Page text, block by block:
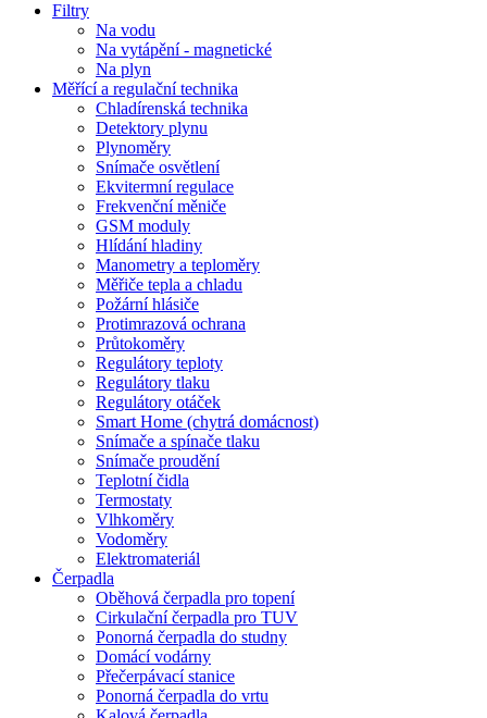
Filtry
Na vodu
Na vytápění - magnetické
Na plyn
Měřící a regulační technika
Chladírenská technika
Detektory plynu
Plynoměry
Snímače osvětlení
Ekvitermní regulace
Frekvenční měniče
GSM moduly
Hlídání hladiny
Manometry a teploměry
Měřiče tepla a chladu
Požární hlásiče
Protimrazová ochrana
Průtokoměry
Regulátory teploty
Regulátory tlaku
Regulátory otáček
Smart Home (chytrá domácnost)
Snímače a spínače tlaku
Snímače proudění
Teplotní čidla
Termostaty
Vlhkoměry
Vodoměry
Elektromateriál
Čerpadla
Oběhová čerpadla pro topení
Cirkulační čerpadla pro TUV
Ponorná čerpadla do studny
Domácí vodárny
Přečerpávací stanice
Ponorná čerpadla do vrtu